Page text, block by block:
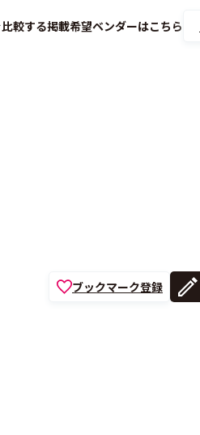
比較する掲載希望ベンダーはこちら
ブックマーク登録